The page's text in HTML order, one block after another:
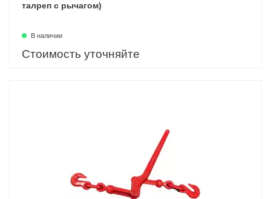
талреп с рычагом)
В наличии
Стоимость уточняйте